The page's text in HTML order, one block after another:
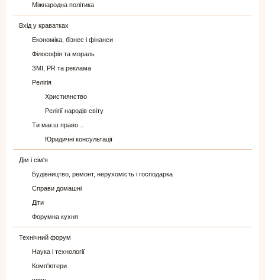
Міжнародна політика
Вхід у краватках
Економіка, бізнес і фінанси
Філософія та мораль
ЗМІ, PR та реклама
Релігія
Християнство
Релігії народів світу
Ти маєш право...
Юридичні консультації
Дім і сім'я
Будівництво, ремонт, нерухомість і господарка
Справи домашні
Діти
Форумна кухня
Технічний форум
Наука і технології
Комп'ютери